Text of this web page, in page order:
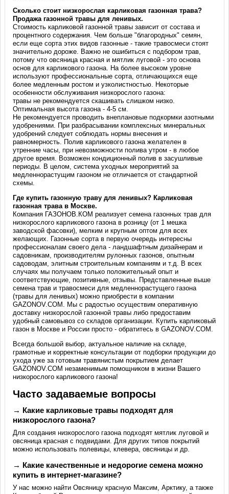
Сколько стоит низкорослая карликовая газонная трава?
Продажа газонной травы для ленивых.
Стоимость карликовой газонной травы зависит от состава и
процентного содержания. Чем больше "благородных" семян,
если еще сорта этих видов газонные - такие травосмеси стоят
значительно дороже. Важно не ошибиться с подбором трав,
потому что овсяница красная и мятлик луговой - это основа
основ для карликового газона. На более высоком уровне
используют профессиональные сорта, отличающихся еще
более медленным ростом и узколистностью. Некоторые
особенности обслуживания низкорослого газона:
травы не рекомендуется скашивать слишком низко.
Оптимальная высота газона - 4-5 см.
Не рекомендуется проводить внеплановые подкормки азотными
удобрениями. При разбрасывании комплексных минеральных
удобрений следует соблюдать нормы внесения и
равномерность. Полив карликового газона желателен в
утренние часы, при невозможности полива утром - в любое
другое время. Возможен кондиционный полив в засушливые
периоды. В целом, система уходных мероприятий за
медленнорастущим газоном не отличается от стандартной
схемы.
Где купить газонную траву для ленивых? Карликовая
газонная трава в Москве.
Компания ГАЗОНОВ.КОМ реализует семена газонных трав для
низкорослого карликового газона в розницу (от 1 мешка
заводской фасовки), мелким и крупным оптом для всех
желающих. Газонные сорта в первую очередь интересны
профессионалам своего дела - ландшафтным дизайнерам и
садовникам, производителям рулонных газонов, опытным
садоводам, элитным строительным компаниям и т.д. В всех
случаях мы получаем только положительный опыт и
соответствующие, позитивные, отзывы. Представленные выше
семена трав и травосмеси для медленнорастущего газона
(травы для ленивых) можно приобрести в компании
GAZONOV.COM. Мы с радостью осуществим оперативную
доставку низкорослой газонной травы либо предоставим
удобный самовывоз со складов организации. Купить карликовый
газон в Москве и России просто - обратитесь в GAZONOV.COM.
Всегда большой выбор, актуальное наличие на складе,
грамотные и корректные консультации от подборки продукции до
ухода уже за готовым травянистым покрытием делает
GAZONOV.COM незаменимым помощником в жизни Вашего
низкорослого карликового газона!
Часто задаваемые вопросы
→ Какие карликовые травы подходят для
низкорослого газона?
Для создания низкорослого газона подходят мятлик луговой и
овсяница красная с подвидами. Для других типов покрытий
можно использовать полевицы, клевера, овсяницы и др.
→ Какие качественные и недорогие семена можно
купить в интернет-магазине?
У нас можно найти Овсяницу красную Максим, Арктику, а также